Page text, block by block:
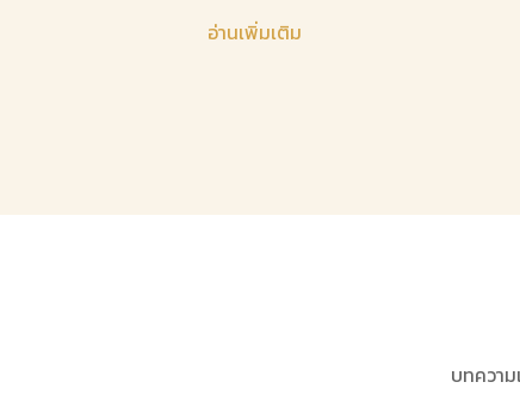
อ่านเพิ่มเติม
บทควา